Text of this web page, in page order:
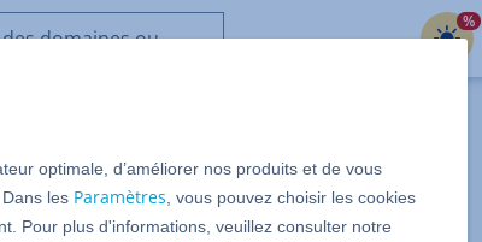
%
de formulaire
optimale, d’améliorer nos produits et de vous
les Paramètres , vous pouvez choisir les cookies
Pour plus d'informations, veuillez consulter notre